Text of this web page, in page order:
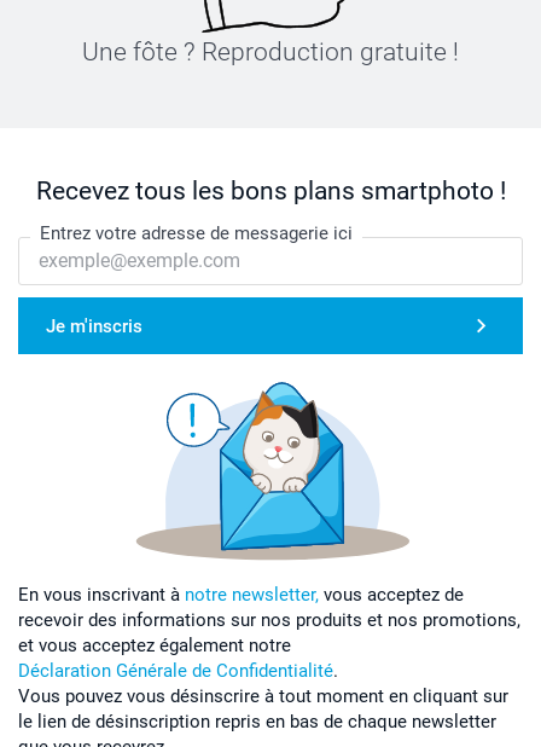
Une fôte ? Reproduction gratuite !
Recevez tous les bons plans smartphoto !
Entrez votre adresse de messagerie ici
Je m'inscris
En vous inscrivant à notre newsletter, vous acceptez de
recevoir des informations sur nos produits et nos promotions,
et vous acceptez également notre
Déclaration Générale de Confidentialité.
Vous pouvez vous désinscrire à tout moment en cliquant sur
le lien de désinscription repris en bas de chaque newsletter